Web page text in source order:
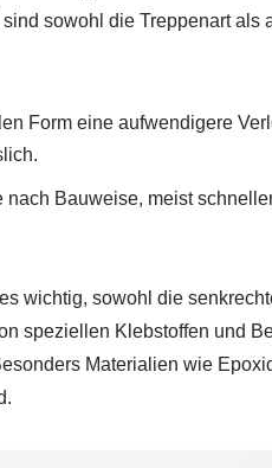
sowohl die Treppenart als
Form eine aufwendigere
Bauweise, meist
wichtig, sowohl die
speziellen Klebstoffen und
Materialien wie